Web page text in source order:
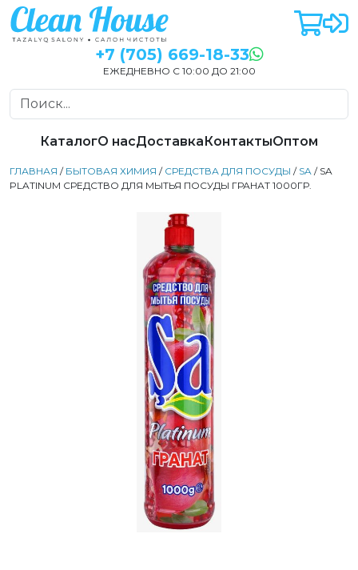
+7 (705) 669-18-33
ЕЖЕДНЕВНО С 10:00 ДО 21:00
КаталогО насДоставкаКонтактыОптом
ГЛАВНАЯ / БЫТОВАЯ ХИМИЯ / СРЕДСТВА ДЛЯ ПОСУДЫ / SA / SA
PLATINUM СРЕДСТВО ДЛЯ МЫТЬЯ ПОСУДЫ ГРАНАТ 1000ГР.